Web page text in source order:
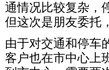
通情况比较复杂，
但这次是朋友委托
由于对交通和停车
客户也在市中心上